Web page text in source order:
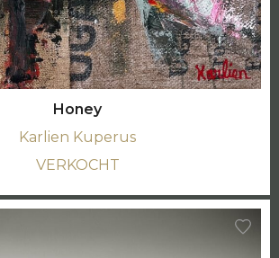
Honey
Karlien Kuperus
VERKOCHT